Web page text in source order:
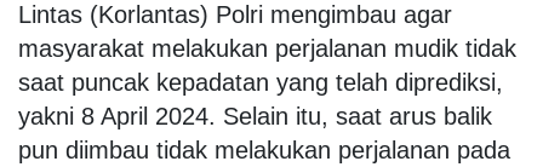
Lintas (Korlantas) Polri mengimbau agar
masyarakat melakukan perjalanan mudik tidak
saat puncak kepadatan yang telah diprediksi,
yakni 8 April 2024. Selain itu, saat arus balik
pun diimbau tidak melakukan perjalanan pada